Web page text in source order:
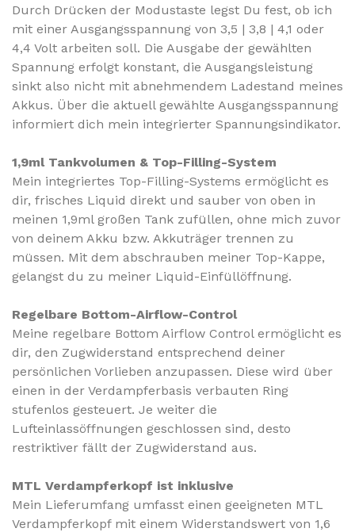
Durch Drücken der Modustaste legst Du fest, ob ich
mit einer Ausgangsspannung von 3,5 | 3,8 | 4,1 oder
4,4 Volt arbeiten soll. Die Ausgabe der gewählten
Spannung erfolgt konstant, die Ausgangsleistung
sinkt also nicht mit abnehmendem Ladestand meines
Akkus. Über die aktuell gewählte Ausgangsspannung
informiert dich mein integrierter Spannungsindikator.
1,9ml Tankvolumen & Top-Filling-System
Mein integriertes Top-Filling-Systems ermöglicht es
dir, frisches Liquid direkt und sauber von oben in
meinen 1,9ml großen Tank zufüllen, ohne mich zuvor
von deinem Akku bzw. Akkuträger trennen zu
müssen. Mit dem abschrauben meiner Top-Kappe,
gelangst du zu meiner Liquid-Einfüllöffnung.
Regelbare Bottom-Airflow-Control
Meine regelbare Bottom Airflow Control ermöglicht es
dir, den Zugwiderstand entsprechend deiner
persönlichen Vorlieben anzupassen. Diese wird über
einen in der Verdampferbasis verbauten Ring
stufenlos gesteuert. Je weiter die
Lufteinlassöffnungen geschlossen sind, desto
restriktiver fällt der Zugwiderstand aus.
MTL Verdampferkopf ist inklusive
Mein Lieferumfang umfasst einen geeigneten MTL
Verdampferkopf mit einem Widerstandswert von 1,6